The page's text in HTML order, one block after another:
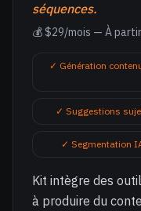
séquences.
💰 $29/mois — À
✓ Génération
✓ Suggestions
✓ Segmentation
Kit intègre des
à produire du